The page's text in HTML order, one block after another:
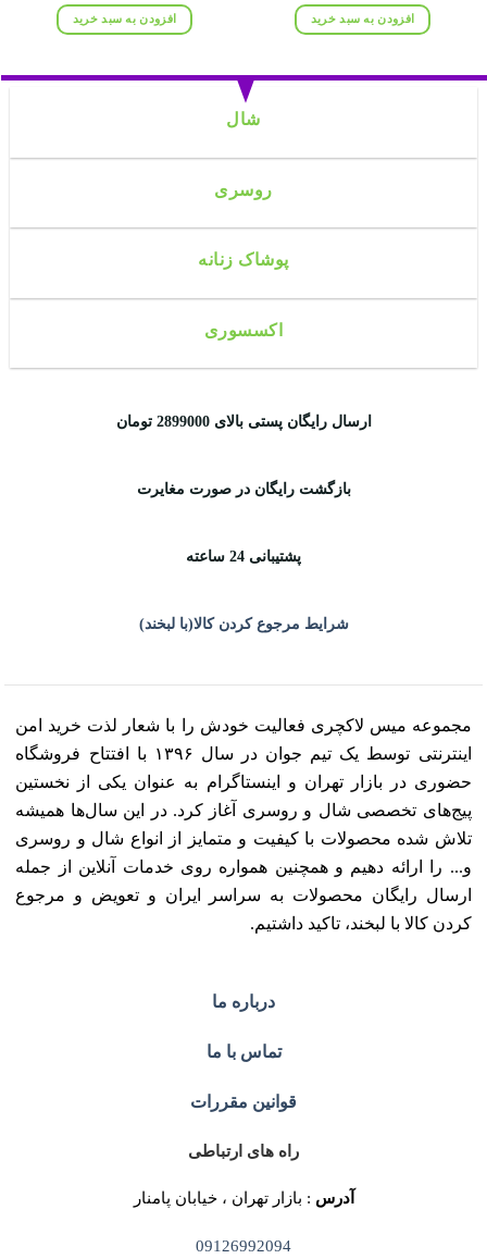
۲,۰۰۰,۰۰۰ تومان
بود.
۱,۲۰۰,۰۰۰ تومان. افزودن به سبد خرید
۸۵۰,۰۰۰ تومان
بود.
۶۲۸,۰۰۰ تومان. افزودن به سبد خرید
شال
روسری
پوشاک زنانه
اکسسوری
ارسال رایگان پستی بالای 2899000 تومان
بازگشت رایگان در صورت مغایرت
پشتیبانی 24 ساعته
شرایط مرجوع کردن کالا(با لبخند)
مجموعه میس لاکچری فعالیت خودش را با شعار لذت خرید امن
اینترنتی توسط یک تیم جوان در سال ۱۳۹۶ با افتتاح فروشگاه
حضوری در بازار تهران و اینستاگرام به عنوان یکی از نخستین
پیج‌های تخصصی شال و روسری آغاز کرد. در این سال‌ها همیشه
تلاش شده محصولات با کیفیت و متمایز از انواع شال و روسری
و... را ارائه دهیم و همچنین همواره روی خدمات آنلاین از جمله
ارسال رایگان محصولات به سراسر ایران و تعویض و مرجوع
کردن کالا با لبخند، تاکید داشتیم.
درباره ما
تماس با ما
قوانین مقررات
راه های ارتباطی
آدرس : بازار تهران ، خیابان پامنار
09126992094